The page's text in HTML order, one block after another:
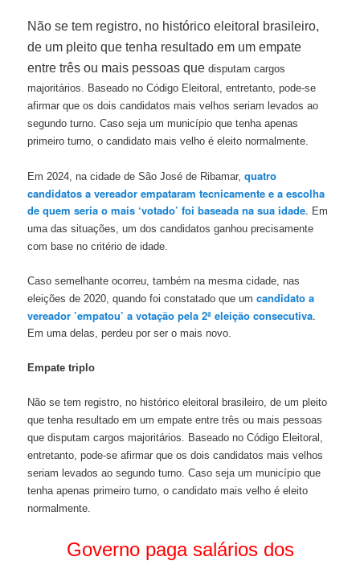
Não se tem registro, no histórico eleitoral brasileiro,
de um pleito que tenha resultado em um empate
entre três ou mais pessoas quedisputam cargos
majoritários. Baseado no Código Eleitoral, entretanto, pode-se
afirmar que os dois candidatos mais velhos seriam levados ao
segundo turno. Caso seja um município que tenha apenas
primeiro turno, o candidato mais velho é eleito normalmente.
Em 2024, na cidade de São José de Ribamar, quatro
candidatos a vereador empataram tecnicamente e a escolha
de quem seria o mais ‘votado’ foi baseada na sua idade. Em
uma das situações, um dos candidatos ganhou precisamente
com base no critério de idade.
Caso semelhante ocorreu, também na mesma cidade, nas
eleições de 2020, quando foi constatado que um candidato a
vereador ’empatou’ a votação pela 2ª eleição consecutiva.
Em uma delas, perdeu por ser o mais novo.
Empate triplo
Não se tem registro, no histórico eleitoral brasileiro, de um pleito
que tenha resultado em um empate entre três ou mais pessoas
que disputam cargos majoritários. Baseado no Código Eleitoral,
entretanto, pode-se afirmar que os dois candidatos mais velhos
seriam levados ao segundo turno. Caso seja um município que
tenha apenas primeiro turno, o candidato mais velho é eleito
normalmente.
Governo paga salários dos